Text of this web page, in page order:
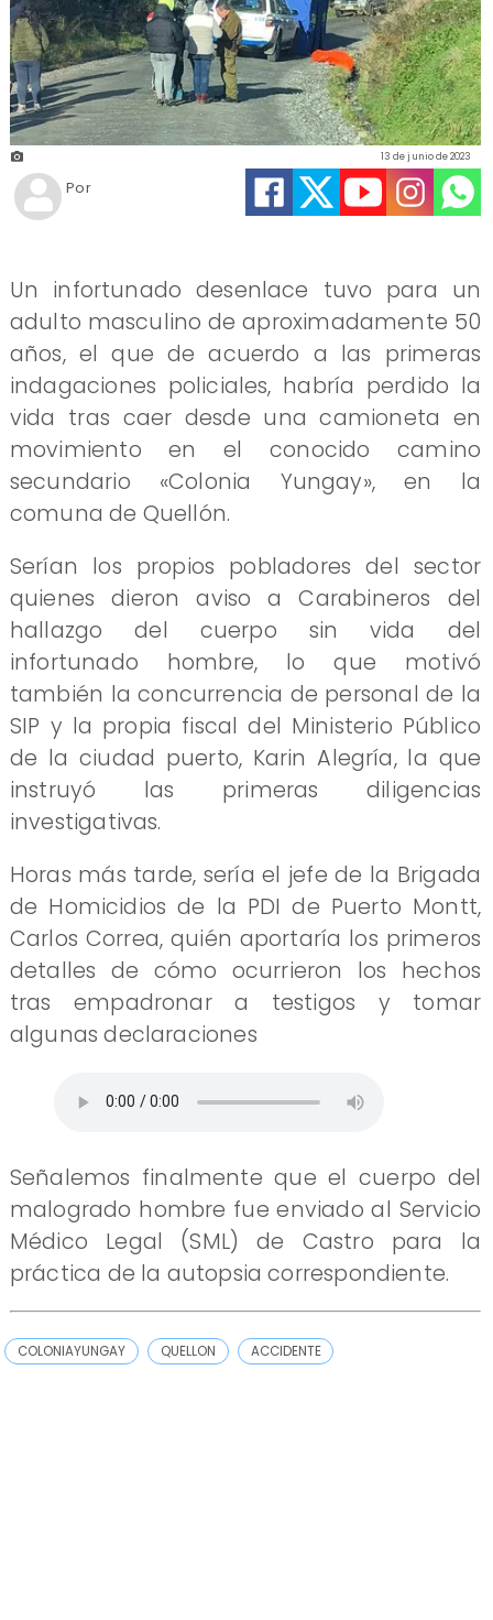
13 de junio de 2023
Por
Un infortunado desenlace tuvo para un
adulto masculino de aproximadamente 50
años, el que de acuerdo a las primeras
indagaciones policiales, habría perdido la
vida tras caer desde una camioneta en
movimiento en el conocido camino
secundario «Colonia Yungay», en la
comuna de Quellón.
Serían los propios pobladores del sector
quienes dieron aviso a Carabineros del
hallazgo del cuerpo sin vida del
infortunado hombre, lo que motivó
también la concurrencia de personal de la
SIP y la propia fiscal del Ministerio Público
de la ciudad puerto, Karin Alegría, la que
instruyó las primeras diligencias
investigativas.
Horas más tarde, sería el jefe de la Brigada
de Homicidios de la PDI de Puerto Montt,
Carlos Correa, quién aportaría los primeros
detalles de cómo ocurrieron los hechos
tras empadronar a testigos y tomar
algunas declaraciones
Señalemos finalmente que el cuerpo del
malogrado hombre fue enviado al Servicio
Médico Legal (SML) de Castro para la
práctica de la autopsia correspondiente.
COLONIAYUNGAY QUELLON ACCIDENTE